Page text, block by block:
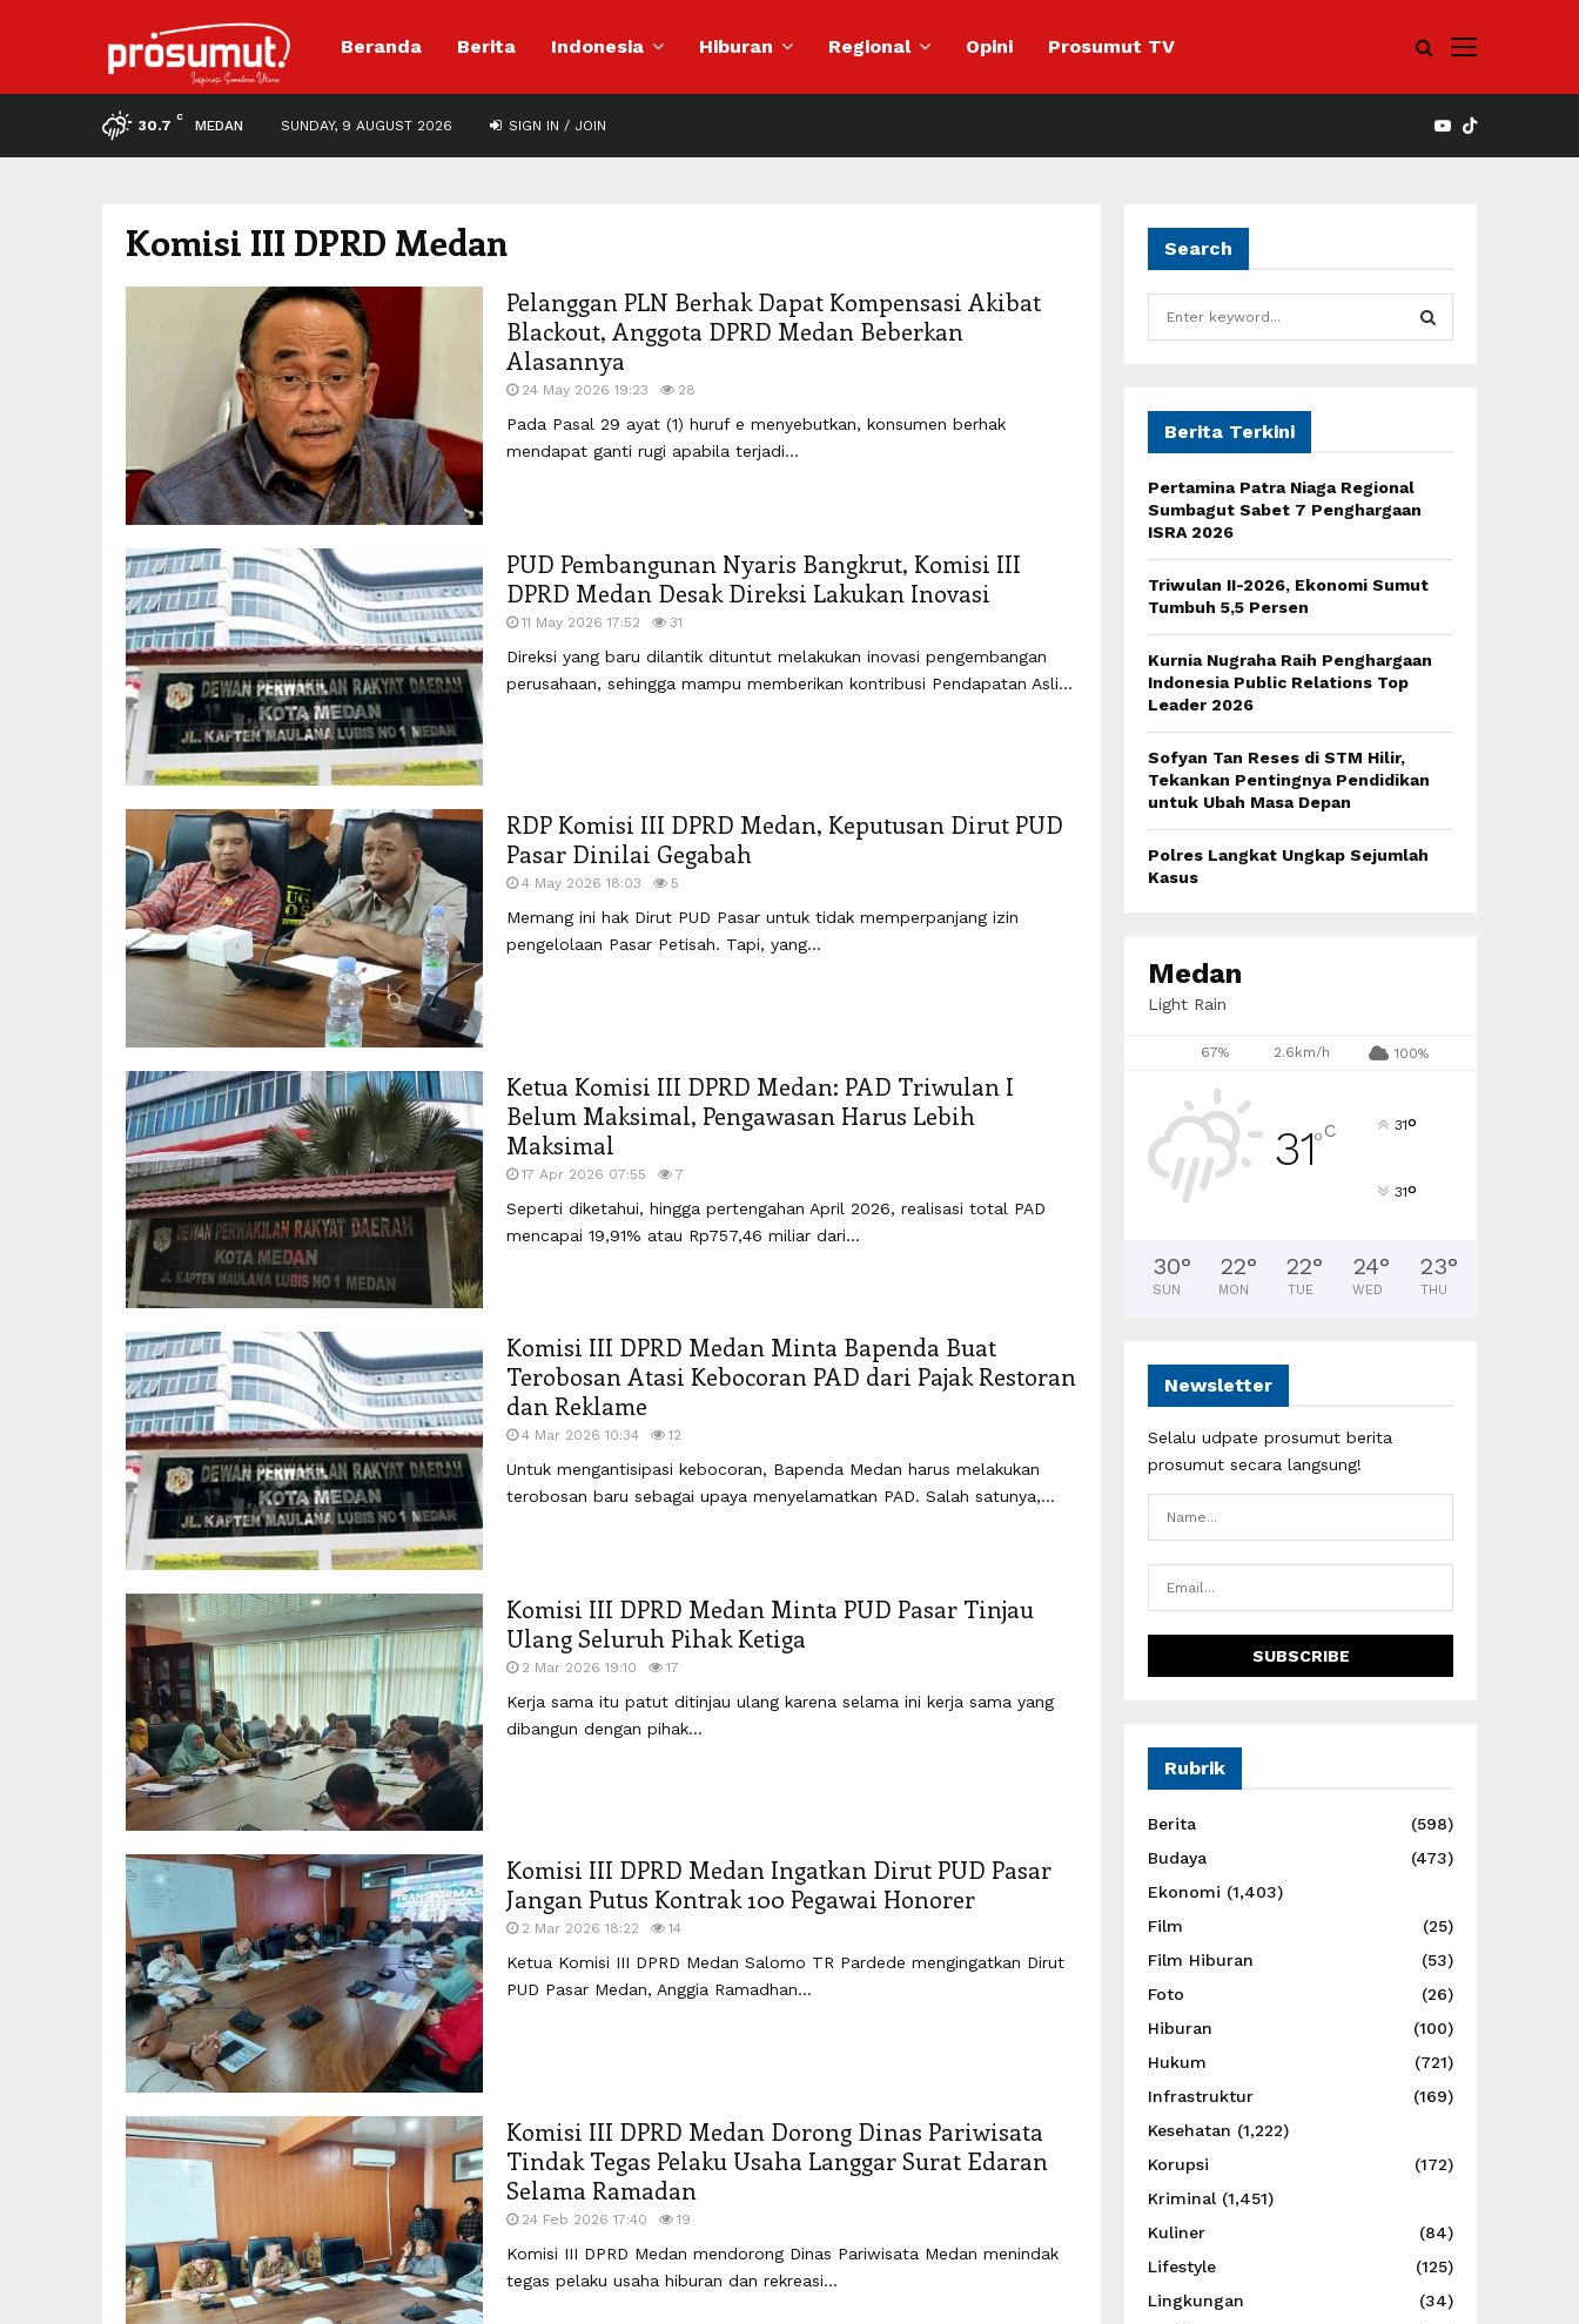
Beranda Berita Indonesia Hiburan Regional Opini Prosumut TV
30.7
C
MEDAN SUNDAY, 9 AUGUST 2026 SIGN IN / JOIN YOUTUBE
Komisi III DPRD Medan
Pelanggan PLN Berhak Dapat Kompensasi Akibat
Blackout, Anggota DPRD Medan Beberkan
Alasannya
24 May 2026 19:23 28
Pada Pasal 29 ayat (1) huruf e menyebutkan, konsumen berhak
mendapat ganti rugi apabila terjadi...
PUD Pembangunan Nyaris Bangkrut, Komisi III
DPRD Medan Desak Direksi Lakukan Inovasi
11 May 2026 17:52 31
Direksi yang baru dilantik dituntut melakukan inovasi pengembangan
perusahaan, sehingga mampu memberikan kontribusi Pendapatan Asli...
RDP Komisi III DPRD Medan, Keputusan Dirut PUD
Pasar Dinilai Gegabah
4 May 2026 18:03 5
Memang ini hak Dirut PUD Pasar untuk tidak memperpanjang izin
pengelolaan Pasar Petisah. Tapi, yang...
Ketua Komisi III DPRD Medan: PAD Triwulan I
Belum Maksimal, Pengawasan Harus Lebih
Maksimal
17 Apr 2026 07:55 7
Seperti diketahui, hingga pertengahan April 2026, realisasi total PAD
mencapai 19,91% atau Rp757,46 miliar dari...
Komisi III DPRD Medan Minta Bapenda Buat
Terobosan Atasi Kebocoran PAD dari Pajak Restoran
dan Reklame
4 Mar 2026 10:34 12
Untuk mengantisipasi kebocoran, Bapenda Medan harus melakukan
terobosan baru sebagai upaya menyelamatkan PAD. Salah satunya,...
Komisi III DPRD Medan Minta PUD Pasar Tinjau
Ulang Seluruh Pihak Ketiga
2 Mar 2026 19:10 17
Kerja sama itu patut ditinjau ulang karena selama ini kerja sama yang
dibangun dengan pihak...
Komisi III DPRD Medan Ingatkan Dirut PUD Pasar
Jangan Putus Kontrak 100 Pegawai Honorer
2 Mar 2026 18:22 14
Ketua Komisi III DPRD Medan Salomo TR Pardede mengingatkan Dirut
PUD Pasar Medan, Anggia Ramadhan...
Komisi III DPRD Medan Dorong Dinas Pariwisata
Tindak Tegas Pelaku Usaha Langgar Surat Edaran
Selama Ramadan
24 Feb 2026 17:40 19
Komisi III DPRD Medan mendorong Dinas Pariwisata Medan menindak
tegas pelaku usaha hiburan dan rekreasi...
Search
f
r
:
Berita Terkini
Pertamina Patra Niaga Regional
Sumbagut Sabet 7 Penghargaan
ISRA 2026
Triwulan II-2026, Ekonomi Sumut
Tumbuh 5,5 Persen
Kurnia Nugraha Raih Penghargaan
Indonesia Public Relations Top
Leader 2026
Sofyan Tan Reses di STM Hilir,
Tekankan Pentingnya Pendidikan
untuk Ubah Masa Depan
Polres Langkat Ungkap Sejumlah
Kasus
Medan
Light Rain
67% 2.6km/h 100%
31°C 31°
31°
30°
SUN
22°
MON
22°
TUE
24°
WED
23°
THU
Newsletter
Selalu udpate prosumut berita
prosumut secara langsung!
Rubrik
Berita
(598)
Budaya
(473)
Ekonomi (1,403)
Film
(25)
Film Hiburan
(53)
Foto
(26)
Hiburan
(100)
Hukum
(721)
Infrastruktur
(169)
Kesehatan (1,222)
Korupsi
(172)
Kriminal (1,451)
Kuliner
(84)
Lifestyle
(125)
Lingkungan
(34)